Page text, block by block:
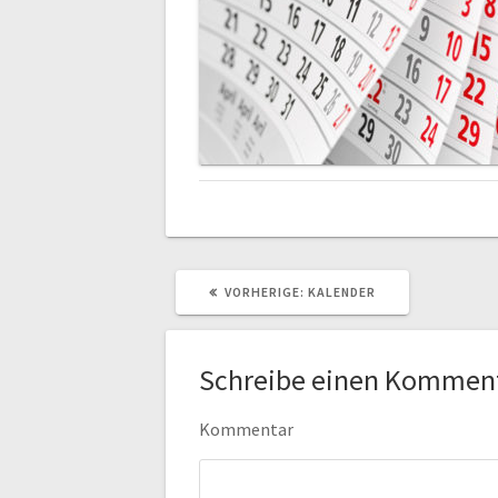
VORHERIGE: VORHERIGER
KALENDER
Schreibe einen
Kommentar